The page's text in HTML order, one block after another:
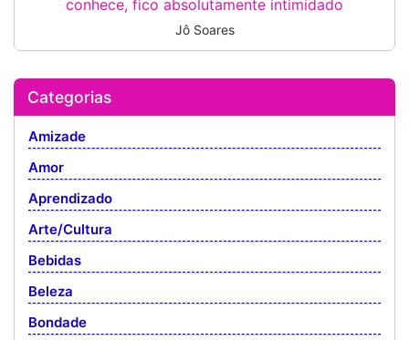
conhece, fico absolutamente intimidado
Jô Soares
Categorias
Amizade
Amor
Aprendizado
Arte/Cultura
Bebidas
Beleza
Bondade